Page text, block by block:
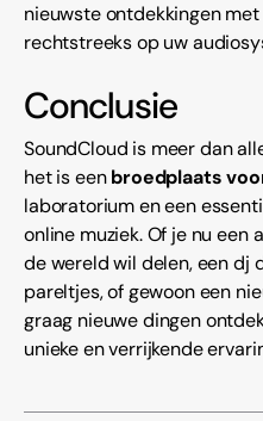
nieuwste ontdekkingen
rechtstreeks op uw
Conclusie
SoundCloud is meer dan
het is eenbroedplaats
laboratorium en een
online muziek. Of je nu
de wereld wil delen, een dj
pareltjes, of gewoon een
graag nieuwe dingen
unieke en verrijkende